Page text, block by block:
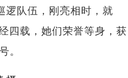
队伍，刚亮相时，就
四载，她们荣誉等身，获
。